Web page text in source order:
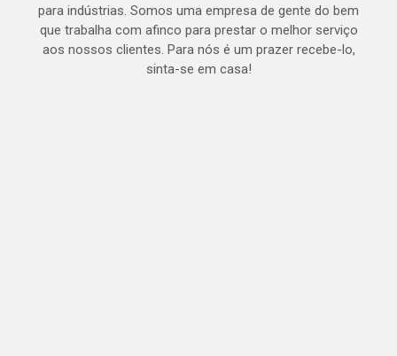
para indústrias. Somos uma empresa de gente do bem
que trabalha com afinco para prestar o melhor serviço
aos nossos clientes. Para nós é um prazer recebe-lo,
sinta-se em casa!